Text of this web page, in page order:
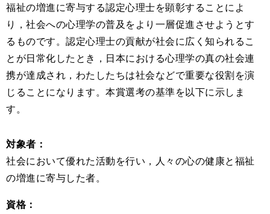
福祉の増進に寄与する認定心理士を顕彰することによ
り，社会への心理学の普及をより一層促進させようとす
るものです。認定心理士の貢献が社会に広く知られるこ
とが日常化したとき，日本における心理学の真の社会連
携が達成され，わたしたちは社会などで重要な役割を演
じることになります。本賞選考の基準を以下に示しま
す。
対象者：
社会において優れた活動を行い，人々の心の健康と福祉
の増進に寄与した者。
資格：